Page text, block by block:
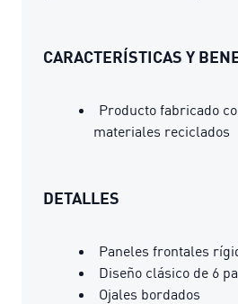
CARACTERÍSTICAS Y
Producto fabricado
materiales reciclados
DETALLES
Paneles frontales
Diseño clásico de 6
Ojales bordados